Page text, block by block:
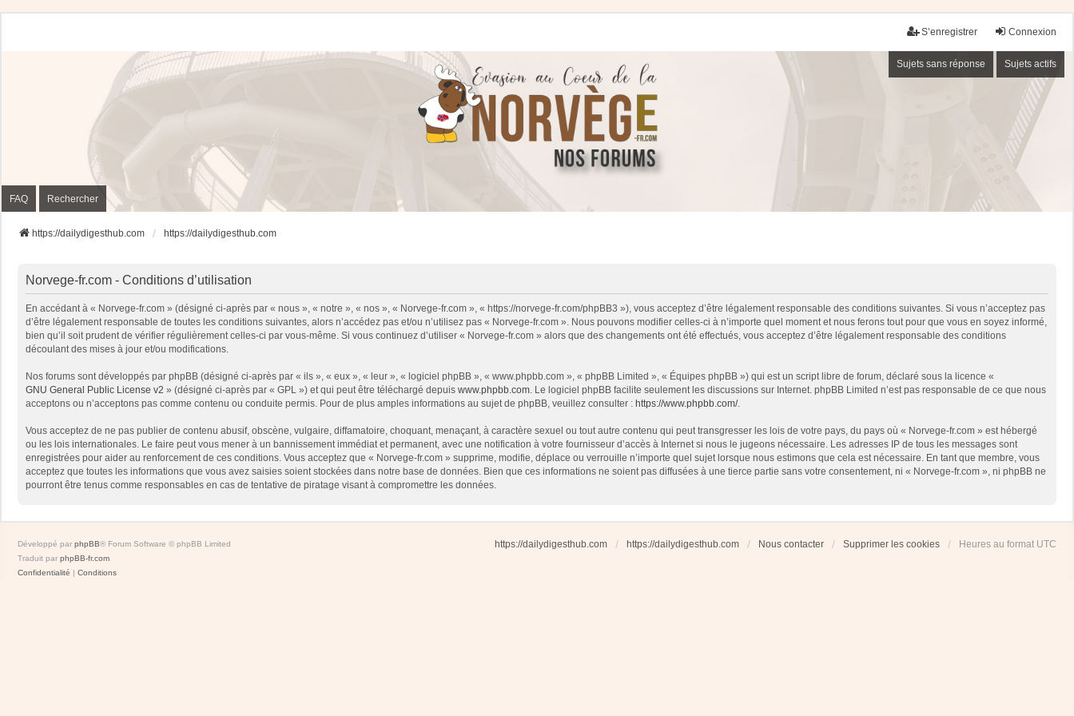
Connexion
S’enregistrer
Sujets sans réponse Sujets actifs
FAQ Rechercher
https://dailydigesthub.com https://dailydigesthub.com
Norvege-fr.com - Conditions d’utilisation
En accédant à « Norvege-fr.com » (désigné ci-après par « nous », « notre », « nos », « Norvege-fr.com », « https://norvege-fr.com/phpBB3 »), vous acceptez d’être légalement responsable des conditions suivantes. Si vous n’acceptez pas
d’être légalement responsable de toutes les conditions suivantes, alors n’accédez pas et/ou n’utilisez pas « Norvege-fr.com ». Nous pouvons modifier celles-ci à n’importe quel moment et nous ferons tout pour que vous en soyez informé,
bien qu’il soit prudent de vérifier régulièrement celles-ci par vous-même. Si vous continuez d’utiliser « Norvege-fr.com » alors que des changements ont été effectués, vous acceptez d’être légalement responsable des conditions
découlant des mises à jour et/ou modifications.
Nos forums sont développés par phpBB (désigné ci-après par « ils », « eux », « leur », « logiciel phpBB », « www.phpbb.com », « phpBB Limited », « Équipes phpBB ») qui est un script libre de forum, déclaré sous la licence «
GNU General Public License v2 » (désigné ci-après par « GPL ») et qui peut être téléchargé depuis www.phpbb.com. Le logiciel phpBB facilite seulement les discussions sur Internet. phpBB Limited n’est pas responsable de ce que nous
acceptons ou n’acceptons pas comme contenu ou conduite permis. Pour de plus amples informations au sujet de phpBB, veuillez consulter : https://www.phpbb.com/.
Vous acceptez de ne pas publier de contenu abusif, obscène, vulgaire, diffamatoire, choquant, menaçant, à caractère sexuel ou tout autre contenu qui peut transgresser les lois de votre pays, du pays où « Norvege-fr.com » est hébergé
ou les lois internationales. Le faire peut vous mener à un bannissement immédiat et permanent, avec une notification à votre fournisseur d’accès à Internet si nous le jugeons nécessaire. Les adresses IP de tous les messages sont
enregistrées pour aider au renforcement de ces conditions. Vous acceptez que « Norvege-fr.com » supprime, modifie, déplace ou verrouille n’importe quel sujet lorsque nous estimons que cela est nécessaire. En tant que membre, vous
acceptez que toutes les informations que vous avez saisies soient stockées dans notre base de données. Bien que ces informations ne soient pas diffusées à une tierce partie sans votre consentement, ni « Norvege-fr.com », ni phpBB ne
pourront être tenus comme responsables en cas de tentative de piratage visant à compromettre les données.
https://dailydigesthub.com https://dailydigesthub.com Nous contacter Supprimer les cookies Heures au format UTC
Développé par phpBB® Forum Software © phpBB Limited
Traduit par phpBB-fr.com
Confidentialité | Conditions